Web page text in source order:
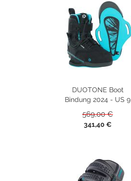
DUOTONE Boot
Bindung 2024 - US 9
569,00 €
Sonderpreis
341,40 €